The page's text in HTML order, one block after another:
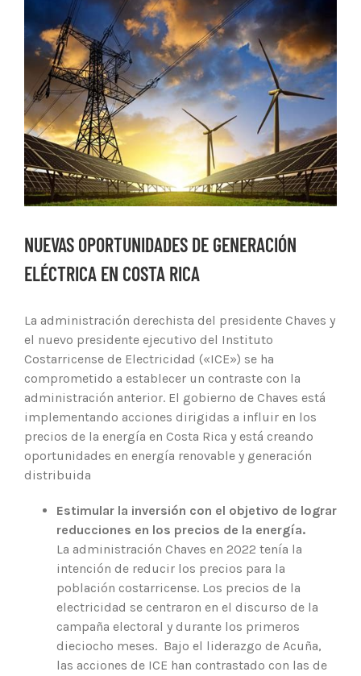
imagen
más
grande
NUEVAS OPORTUNIDADES DE GENERACIÓN
ELÉCTRICA EN COSTA RICA
La administración derechista del presidente Chaves y
el nuevo presidente ejecutivo del Instituto
Costarricense de Electricidad («ICE») se ha
comprometido a establecer un contraste con la
administración anterior. El gobierno de Chaves está
implementando acciones dirigidas a influir en los
precios de la energía en Costa Rica y está creando
oportunidades en energía renovable y generación
distribuida
Estimular la inversión con el objetivo de lograr
reducciones en los precios de la energía.
La administración Chaves en 2022 tenía la
intención de reducir los precios para la
población costarricense. Los precios de la
electricidad se centraron en el discurso de la
campaña electoral y durante los primeros
dieciocho meses. Bajo el liderazgo de Acuña,
las acciones de ICE han contrastado con las de